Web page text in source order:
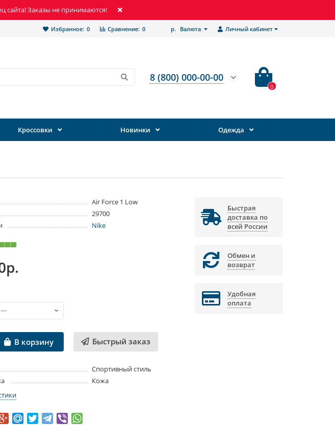
Заказы не принимаются!
Личный кабинет
р. Валюта
Сравнение: 0
Избранное: 0
8 (800) 000-00-00
0
Кроссовки Новинки Одежда
Air Force 1 Low
29700
Nike
В корзину Быстрый заказ
Спортивный стиль
Кожа
Быстрая
доставка по
всей России
Обмен и
возврат
Удобная
оплата